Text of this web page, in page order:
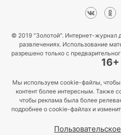
© 2019 "Золотой". Интернет-журнал
развлечениях. Использование
разрешено только с
16+
Мы используем cookie-файлы, чтобы
контент более интересным. Также
чтобы реклама была более
подробнее о cookie-файлах и